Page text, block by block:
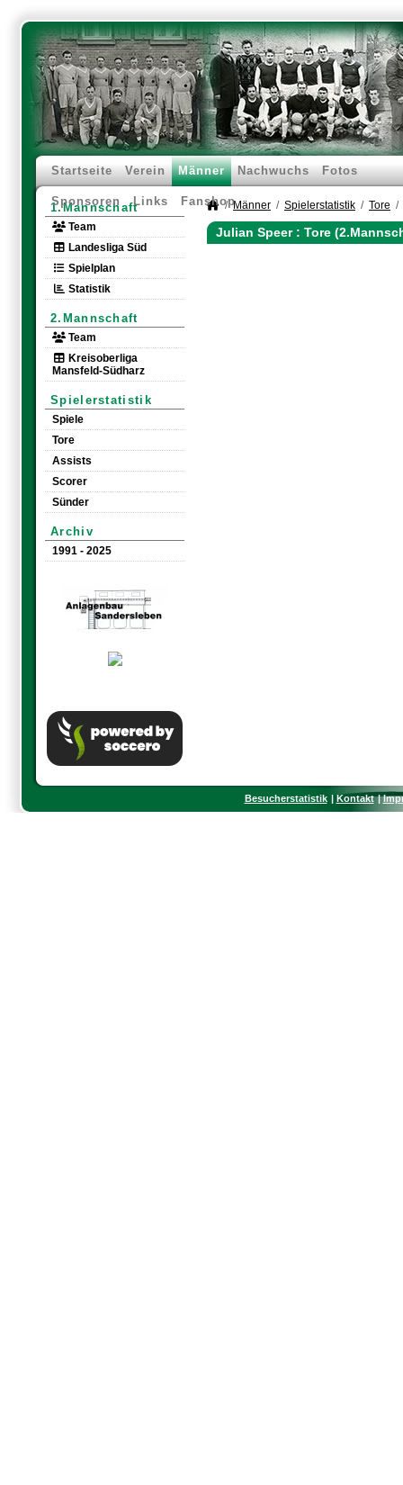
Startseite Verein Männer Nachwuchs Fotos
Sponsoren Links Fanshop
1.Mannschaft
Team
Landesliga Süd
Spielplan
Statistik
2.Mannschaft
Team
Kreisoberliga
Mansfeld-Südharz
Spielerstatistik
Spiele
Tore
Assists
Scorer
Sünder
Archiv
1991 - 2025
Männer Spielerstatistik Tore
Julian Speer : Tore
Besucherstatistik Kontakt